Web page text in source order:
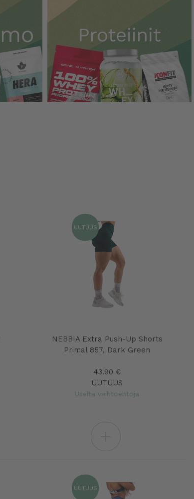
NEBBIA Extra Push-Up Shorts
Primal 857, Dark Green
43.90 €
UUTUUS
Useita vaihtoehtoja
UUTUUS
UUTUUS